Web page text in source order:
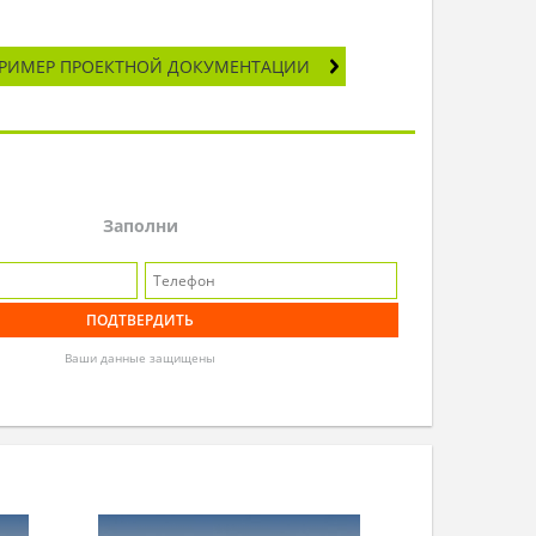
ПРОЕКТНОЙ ДОКУМЕНТАЦИИ
Заполни
Ваши данные защищены